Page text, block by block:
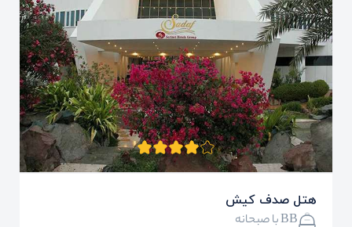
هتل صدف کیش
BB با صبحانه